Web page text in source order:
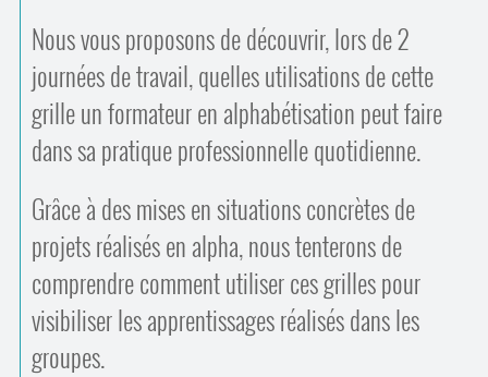
Nous vous proposons de découvrir, lors de 2
journées de travail, quelles utilisations de cette
grille un formateur en alphabétisation peut faire
dans sa pratique professionnelle quotidienne.
Grâce à des mises en situations concrètes de
projets réalisés en alpha, nous tenterons de
comprendre comment utiliser ces grilles pour
visibiliser les apprentissages réalisés dans les
groupes.